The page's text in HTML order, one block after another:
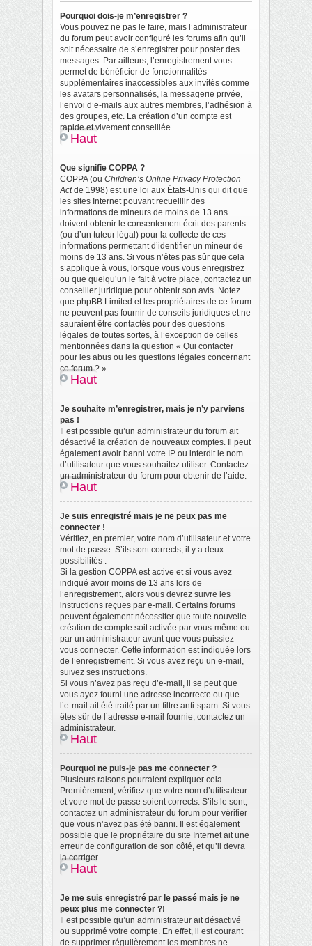
Pourquoi dois-je m’enregistrer ?
Vous pouvez ne pas le faire, mais l’administrateur
du forum peut avoir configuré les forums afin qu’il
soit nécessaire de s’enregistrer pour poster des
messages. Par ailleurs, l’enregistrement vous
permet de bénéficier de fonctionnalités
supplémentaires inaccessibles aux invités comme
les avatars personnalisés, la messagerie privée,
l’envoi d’e-mails aux autres membres, l’adhésion à
des groupes, etc. La création d’un compte est
rapide et vivement conseillée.
Haut
Que signifie COPPA ?
COPPA (ou Children’s Online Privacy Protection
Actde 1998) est une loi aux États-Unis qui dit que
les sites Internet pouvant recueillir des
informations de mineurs de moins de 13 ans
doivent obtenir le consentement écrit des parents
(ou d’un tuteur légal) pour la collecte de ces
informations permettant d’identifier un mineur de
moins de 13 ans. Si vous n’êtes pas sûr que cela
s’applique à vous, lorsque vous vous enregistrez
ou que quelqu’un le fait à votre place, contactez un
conseiller juridique pour obtenir son avis. Notez
que phpBB Limited et les propriétaires de ce forum
ne peuvent pas fournir de conseils juridiques et ne
sauraient être contactés pour des questions
légales de toutes sortes, à l’exception de celles
mentionnées dans la question « Qui contacter
pour les abus ou les questions légales concernant
ce forum ? ».
Haut
Je souhaite m’enregistrer, mais je n’y parviens
pas !
Il est possible qu’un administrateur du forum ait
désactivé la création de nouveaux comptes. Il peut
également avoir banni votre IP ou interdit le nom
d’utilisateur que vous souhaitez utiliser. Contactez
un administrateur du forum pour obtenir de l’aide.
Haut
Je suis enregistré mais je ne peux pas me
connecter !
Vérifiez, en premier, votre nom d’utilisateur et votre
mot de passe. S’ils sont corrects, il y a deux
possibilités :
Si la gestion COPPA est active et si vous avez
indiqué avoir moins de 13 ans lors de
l’enregistrement, alors vous devrez suivre les
instructions reçues par e-mail. Certains forums
peuvent également nécessiter que toute nouvelle
création de compte soit activée par vous-même ou
par un administrateur avant que vous puissiez
vous connecter. Cette information est indiquée lors
de l’enregistrement. Si vous avez reçu un e-mail,
suivez ses instructions.
Si vous n’avez pas reçu d’e-mail, il se peut que
vous ayez fourni une adresse incorrecte ou que
l’e-mail ait été traité par un filtre anti-spam. Si vous
êtes sûr de l’adresse e-mail fournie, contactez un
administrateur.
Haut
Pourquoi ne puis-je pas me connecter ?
Plusieurs raisons pourraient expliquer cela.
Premièrement, vérifiez que votre nom d’utilisateur
et votre mot de passe soient corrects. S’ils le sont,
contactez un administrateur du forum pour vérifier
que vous n’avez pas été banni. Il est également
possible que le propriétaire du site Internet ait une
erreur de configuration de son côté, et qu’il devra
la corriger.
Haut
Je me suis enregistré par le passé mais je ne
peux plus me connecter ?!
Il est possible qu’un administrateur ait désactivé
ou supprimé votre compte. En effet, il est courant
de supprimer régulièrement les membres ne